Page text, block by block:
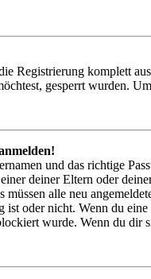
Registrierung komplett
gesperrt wurden.
und das richtige
deiner Eltern oder
alle neu
oder nicht. Wenn du
wurde. Wenn du dir